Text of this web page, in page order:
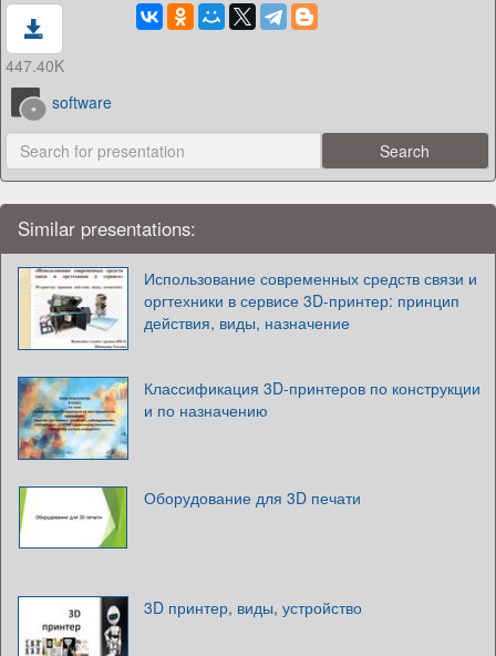
447.40K
software
Similar presentations:
Использование современных средств связи и
оргтехники в сервисе 3D-принтер: принцип
действия, виды, назначение
Классификация 3D-принтеров по конструкции
и по назначению
Оборудование для 3D печати
3D принтер, виды, устройство